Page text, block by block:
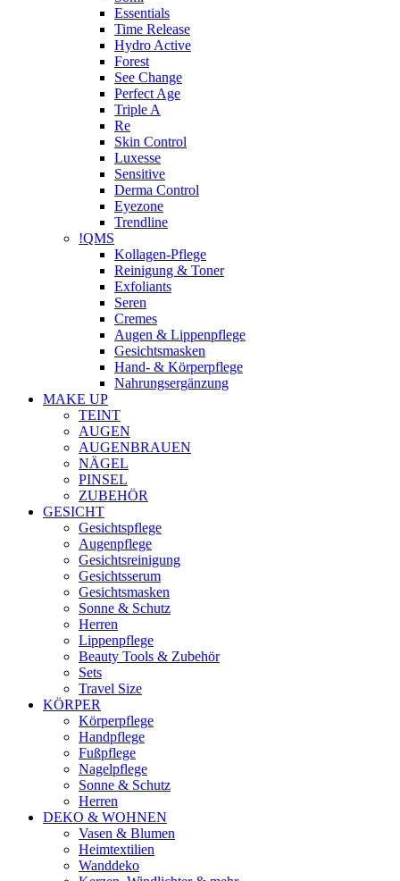
Essentials
Time Release
Hydro Active
Forest
See Change
Perfect Age
Triple A
Re
Skin Control
Luxesse
Sensitive
Derma Control
Eyezone
Trendline
!QMS
Kollagen-Pflege
Reinigung & Toner
Exfoliants
Seren
Cremes
Augen & Lippenpflege
Gesichtsmasken
Hand- & Körperpflege
Nahrungsergänzung
MAKE UP
TEINT
AUGEN
AUGENBRAUEN
NÄGEL
PINSEL
ZUBEHÖR
GESICHT
Gesichtspflege
Augenpflege
Gesichtsreinigung
Gesichtsserum
Gesichtsmasken
Sonne & Schutz
Herren
Lippenpflege
Beauty Tools & Zubehör
Sets
Travel Size
KÖRPER
Körperpflege
Handpflege
Fußpflege
Nagelpflege
Sonne & Schutz
Herren
DEKO & WOHNEN
Vasen & Blumen
Heimtextilien
Wanddeko